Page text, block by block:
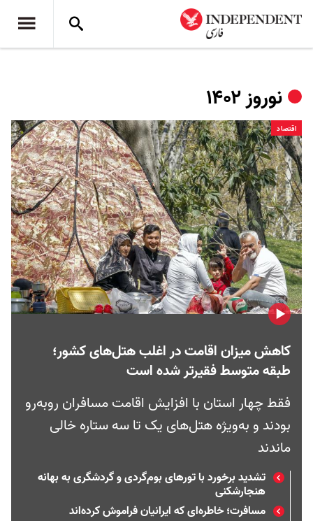
نوروز ۱۴۰۲
اقتصاد
کاهش میزان اقامت در اغلب هتل‌های کشور؛
طبقه متوسط فقیرتر شده است
فقط چهار استان با افزایش اقامت مسافران روبه‌رو
بودند و به‌ویژه هتل‌های یک تا سه ستاره خالی
ماندند
تشدید برخورد با تورهای بوم‌گردی و گردشگری به بهانه
هنجارشکنی
مسافرت؛ خاطره‌ای که ایرانیان فراموش کرده‌اند